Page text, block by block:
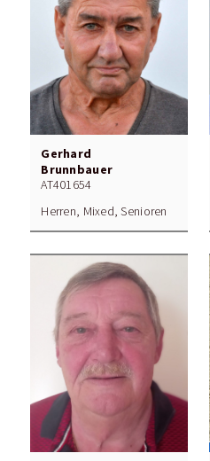
Gerhard
Brunnbauer
AT401654
Herren, Mixed, Senioren